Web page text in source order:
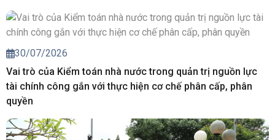
30/07/2026
Vai trò của Kiểm toán nhà nước trong quản trị nguồn lực
tài chính công gắn với thực hiện cơ chế phân cấp, phân
quyền